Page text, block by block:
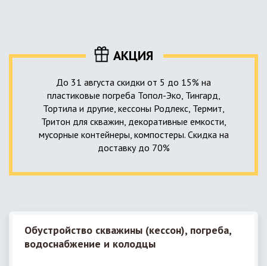
высокотехнологичное устройство, встраиваемое в
канализационную систему и обеспечивающее
АКЦИЯ
До 31 августа скидки от 5 до 15% на
пластиковые погреба Топол-Эко, Тингард,
Тортила и другие, кессоны Родлекс, Термит,
Тритон для скважин, декоративные емкости,
мусорные контейнеры, компостеры. Скидка на
доставку до 70%
Обустройство скважины (кессон), погреба,
водоснабжение и колодцы